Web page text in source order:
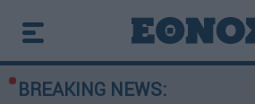
BREAKING NEWS: